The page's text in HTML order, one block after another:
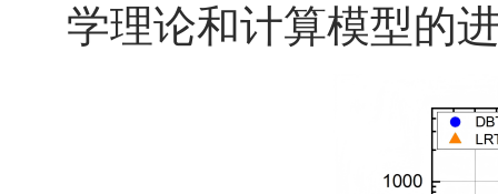
学理论和计算模型的